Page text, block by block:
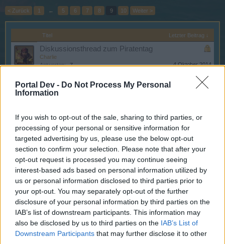
Portal Dev - Do Not Process My Personal
Information
If you wish to opt-out of the sale, sharing to third parties, or
processing of your personal or sensitive information for
targeted advertising by us, please use the below opt-out
section to confirm your selection. Please note that after your
opt-out request is processed you may continue seeing
interest-based ads based on personal information utilized by
us or personal information disclosed to third parties prior to
your opt-out. You may separately opt-out of the further
disclosure of your personal information by third parties on the
IAB’s list of downstream participants. This information may
also be disclosed by us to third parties on the IAB’s List of
Downstream Participants that may further disclose it to other
< Zurück 1 ← 5 6 7 8 9 10 Weiter >
Titel Letzter Beitrag ↓
Diskussionsthread zum Piratentag
Charlie
Antworten:
7 4 Oktober 2014
September
IceQ
Diskussionsthread zur 1. Schlachtfeldwoche im
September
~Sokrates~
Antworten:
8 6 September 2014
Diskussionsthread zur Schlachtfeldwoche im
August Kaperfahrt
IceQ ... 2
27 August 2014
Diskussionsthread zum Jagdrausch Event
Antworten: 94 11 August 2014
Diskussionthread zum Großen Piratenturnier
Captn.Snake ... 5 6 7
Antworten: 128 7 August 2014